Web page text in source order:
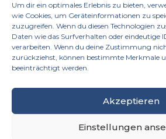
Um dir ein optimales Erlebnis zu bieten,
wie Cookies, um Geräteinformationen zu
zuzugreifen. Wenn du diesen Technologien
Daten wie das Surfverhalten oder eindeutige
verarbeiten. Wenn du deine Zustimmung
zurückziehst, können bestimmte Merkmale
beeinträchtigt werden.
Akzeptieren
Einstellungen
Russisch Spanisch